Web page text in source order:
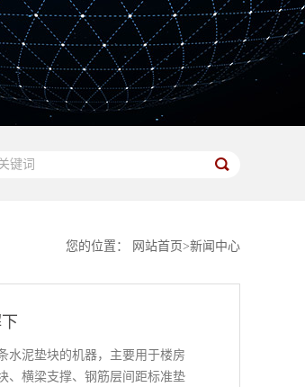
您的位置： 网站首页>新闻中心
水泥垫块的机器，主要用于楼房
、横梁支撑、钢筋层间距标准垫